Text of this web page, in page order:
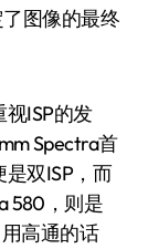
图像的最终
ISP的发
Spectra首
双ISP，而
580，则是
高通的话